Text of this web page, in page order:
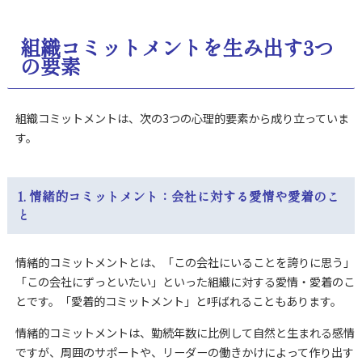
組織コミットメントを生み出す3つ
の要素
組織コミットメントは、次の3つの心理的要素から成り立っていま
す。
1. 情緒的コミットメント：会社に対する愛情や愛着のこ
と
情緒的コミットメントとは、「この会社にいることを誇りに思う」
「この会社にずっといたい」 といった組織に対する愛情・愛着のこ
とです。「愛着的コミットメント」と呼ばれることもあります。
情緒的コミットメントは、勤続年数に比例して自然と生まれる感情
ですが、 周囲のサポートや、リーダーの働きかけによって作り出す